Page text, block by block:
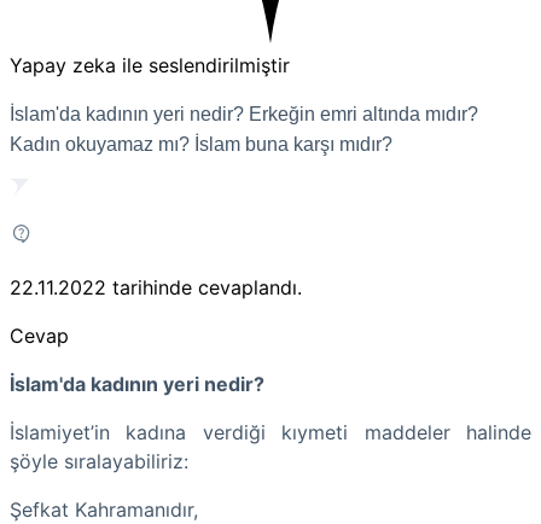
Yapay zeka ile seslendirilmiştir
İslam'da kadının yeri nedir? Erkeğin emri altında mıdır?
Kadın okuyamaz mı? İslam buna karşı mıdır?
22.11.2022 tarihinde cevaplandı.
Cevap
İslam'da kadının yeri nedir?
İslamiyet’in kadına verdiği kıymeti maddeler halinde
şöyle sıralayabiliriz:
Şefkat Kahramanıdır,